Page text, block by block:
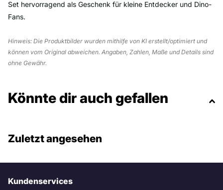
Set hervorragend als Geschenk für kleine Entdecker und Dino-
Fans.
Hinweis: Die Produktbilder wurden mithilfe von KI erstellt/optimiert und
können vom Original abweichen. Angaben, Zahlen, Maße und Details sind
ohne Gewähr.
Könnte dir auch gefallen
Zuletzt angesehen
Kundenservices